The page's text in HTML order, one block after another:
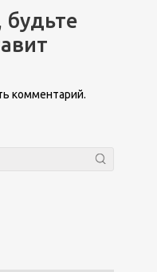
комментарий.